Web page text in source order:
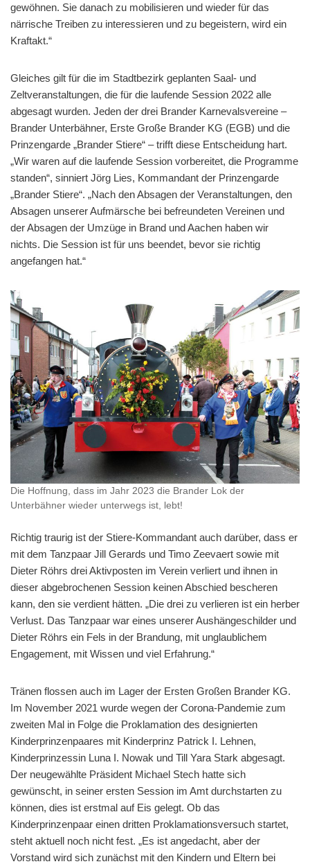
gewöhnen. Sie danach zu mobilisieren und wieder für das
närrische Treiben zu interessieren und zu begeistern, wird ein
Kraftakt.“
Gleiches gilt für die im Stadtbezirk geplanten Saal- und
Zeltveranstaltungen, die für die laufende Session 2022 alle
abgesagt wurden. Jeden der drei Brander Karnevalsvereine –
Brander Unterbähner, Erste Große Brander KG (EGB) und die
Prinzengarde „Brander Stiere“ – trifft diese Entscheidung hart.
„Wir waren auf die laufende Session vorbereitet, die Programme
standen“, sinniert Jörg Lies, Kommandant der Prinzengarde
„Brander Stiere“. „Nach den Absagen der Veranstaltungen, den
Absagen unserer Aufmärsche bei befreundeten Vereinen und
der Absagen der Umzüge in Brand und Aachen haben wir
nichts. Die Session ist für uns beendet, bevor sie richtig
angefangen hat.“
Die Hoffnung, dass im Jahr 2023 die Brander Lok der
Unterbähner wieder unterwegs ist, lebt!
Richtig traurig ist der Stiere-Kommandant auch darüber, dass er
mit dem Tanzpaar Jill Gerards und Timo Zeevaert sowie mit
Dieter Röhrs drei Aktivposten im Verein verliert und ihnen in
dieser abgebrochenen Session keinen Abschied bescheren
kann, den sie verdient hätten. „Die drei zu verlieren ist ein herber
Verlust. Das Tanzpaar war eines unserer Aushängeschilder und
Dieter Röhrs ein Fels in der Brandung, mit unglaublichem
Engagement, mit Wissen und viel Erfahrung.“
Tränen flossen auch im Lager der Ersten Großen Brander KG.
Im November 2021 wurde wegen der Corona-Pandemie zum
zweiten Mal in Folge die Proklamation des designierten
Kinderprinzenpaares mit Kinderprinz Patrick I. Lehnen,
Kinderprinzessin Luna I. Nowak und Till Yara Stark abgesagt.
Der neugewählte Präsident Michael Stech hatte sich
gewünscht, in seiner ersten Session im Amt durchstarten zu
können, dies ist erstmal auf Eis gelegt. Ob das
Kinderprinzenpaar einen dritten Proklamationsversuch startet,
steht aktuell noch nicht fest. „Es ist angedacht, aber der
Vorstand wird sich zunächst mit den Kindern und Eltern bei